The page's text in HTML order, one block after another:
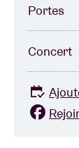
À
Contact
Portes
Concert